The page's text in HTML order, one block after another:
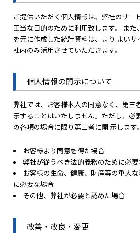
ご提供いただく個人情報は、弊社のサー
正当な目的のために利用致します。 また
を元に作成した統計資料は、より よい
社内のみ活用させていただきます。
個人情報の開示について
弊社では、お客様本人の同意なく、第三
示することはいたしません。ただし、必
の各項の場合に限り第三者に開 示します。
お客様より同意を得た場合
弊社が従うべき法的義務のために必
お客様の生命、健康、財産等の重大
に必要な場合
その他、弊社が必要と認めた場合
改善・改良・変更